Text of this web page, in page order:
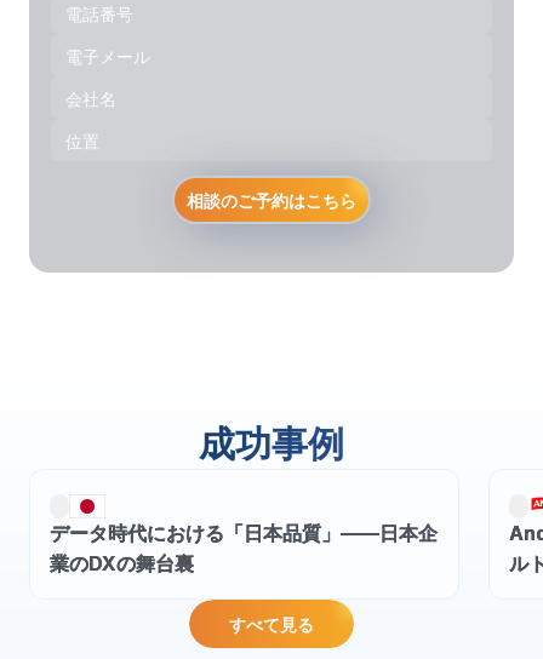
相談のご予約はこちら
成功事例
データ時代における「日本品質」――日本企
業のDXの舞台裏
ル
すべて見る